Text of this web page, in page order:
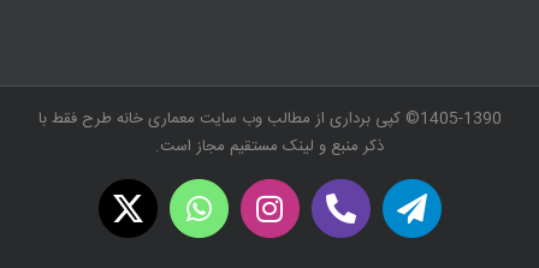
1405-1390© کپی برداری از مطالب وب سایت معماری خانه طرح فقط با
ذکر منبع و لینک مستقیم مجاز است.
Telegram
Twitch
Instagram
WhatsApp
X